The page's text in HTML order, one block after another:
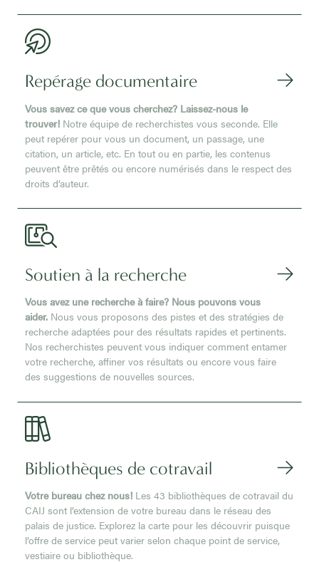
Repérage documentaire
Vous savez ce que vous cherchez? Laissez-nous le
trouver! Notre équipe de recherchistes vous seconde. Elle
peut repérer pour vous un document, un passage, une
citation, un article, etc. En tout ou en partie, les contenus
peuvent être prêtés ou encore numérisés dans le respect des
droits d’auteur.
Soutien à la recherche
Vous avez une recherche à faire? Nous pouvons vous
aider. Nous vous proposons des pistes et des stratégies de
recherche adaptées pour des résultats rapides et pertinents.
Nos recherchistes peuvent vous indiquer comment entamer
votre recherche, affiner vos résultats ou encore vous faire
des suggestions de nouvelles sources.
Bibliothèques de cotravail
Votre bureau chez nous! Les 43 bibliothèques de cotravail du
CAIJ sont l’extension de votre bureau dans le réseau des
palais de justice. Explorez la carte pour les découvrir puisque
l’offre de service peut varier selon chaque point de service,
vestiaire ou bibliothèque.